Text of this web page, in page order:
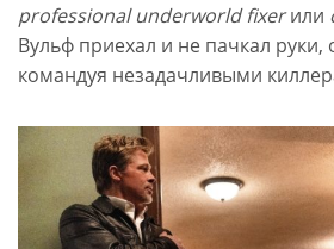
professional underworld fixerили
Вульф приехал и не пачкал руки,
командуя незадачливыми